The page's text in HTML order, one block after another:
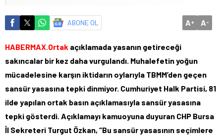
ABONE OL A+ A-
HABERMAX.Ortak açıklamada yasanın getireceği
sakıncalar bir kez daha vurgulandı. Muhalefetin yoğun
mücadelesine karşın iktidarın oylarıyla TBMM’den geçen
sansür yasasına tepki dinmiyor. Cumhuriyet Halk Partisi, 81
ilde yapılan ortak basın açıklamasıyla sansür yasasına
tepki gösterdi. Açıklamayı kamuoyuna duyuran CHP Bursa
İl Sekreteri Turgut Özkan, “Bu sansür yasasının seçimlere